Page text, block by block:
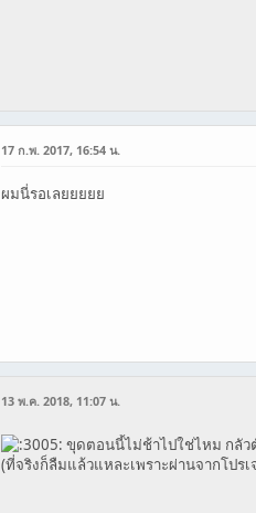
17 ก.พ. 2017, 16:54 น.
ผมนี่รอเลยยยยย
13 พ.ค. 2018, 11:07 น.
ขุดตอนนี้ไม่ช้าไปใช่ไหม กลัว
(ที่จริงก็ลืมแล้วแหละเพราะผ่านจากโป